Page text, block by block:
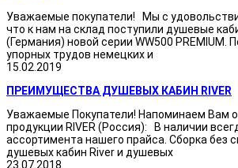
Уважаемые покупатели! Мы с
что к нам на склад поступили душевые
(Германия) новой серии WW500 PREMIUM.
упорных трудов немецких и
15.02.2019
ПРЕИМУЩЕСТВА ДУШЕВЫХ КАБИН RIVER
Уважаемые Покупатели! Напоминаем Вам
продукции RIVER (Россия): В наличии
ассортимента нашего прайса. Сборка без
душевых кабин River и душевых
23.07.2018